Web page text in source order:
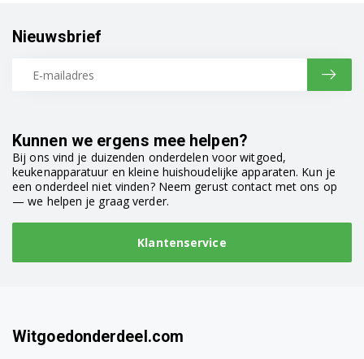
Kunnen we ergens mee helpen?
Bij ons vind je duizenden onderdelen voor witgoed,
keukenapparatuur en kleine huishoudelijke apparaten. Kun je
een onderdeel niet vinden? Neem gerust contact met ons op
— we helpen je graag verder.
Klantenservice
Nieuwsbrief
Witgoedonderdeel.com